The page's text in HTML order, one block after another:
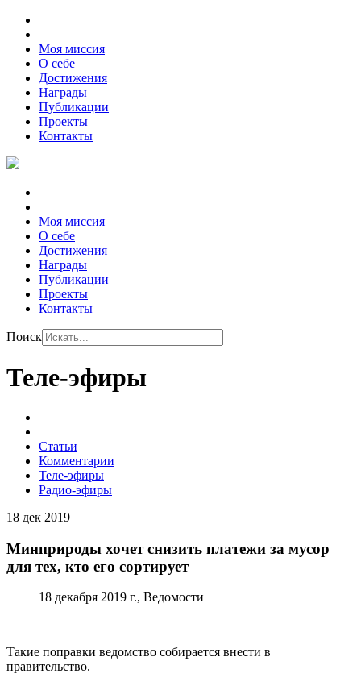
Моя миссия
О себе
Достижения
Награды
Публикации
Проекты
Контакты
Моя миссия
О себе
Достижения
Награды
Публикации
Проекты
Контакты
Поиск
Теле-эфиры
Статьи
Комментарии
Теле-эфиры
Радио-эфиры
18 дек 2019
Минприроды хочет снизить платежи за мусор
для тех, кто его сортирует
18 декабря 2019 г., Ведомости
Такие поправки ведомство собирается внести в
правительство.